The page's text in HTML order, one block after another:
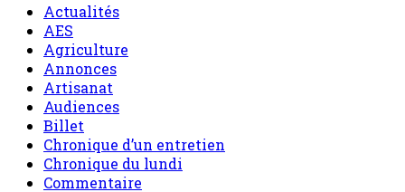
Actualités
AES
Agriculture
Annonces
Artisanat
Audiences
Billet
Chronique d’un entretien
Chronique du lundi
Commentaire